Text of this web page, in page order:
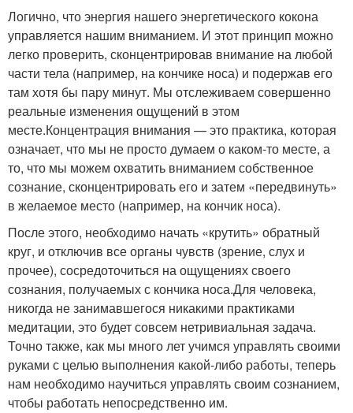
Логично, что энергия нашего энергетического кокона
управляется нашим вниманием. И этот принцип можно
легко проверить, сконцентрировав внимание на любой
части тела (например, на кончике носа) и подержав его
там хотя бы пару минут. Мы отслеживаем совершенно
реальные изменения ощущений в этом
месте.Концентрация внимания — это практика, которая
означает, что мы не просто думаем о каком-то месте, а
то, что мы можем охватить вниманием собственное
сознание, сконцентрировать его и затем «передвинуть»
в желаемое место (например, на кончик носа).
После этого, необходимо начать «крутить» обратный
круг, и отключив все органы чувств (зрение, слух и
прочее), сосредоточиться на ощущениях своего
сознания, получаемых с кончика носа.Для человека,
никогда не занимавшегося никакими практиками
медитации, это будет совсем нетривиальная задача.
Точно также, как мы много лет учимся управлять своими
руками с целью выполнения какой-либо работы, теперь
нам необходимо научиться управлять своим сознанием,
чтобы работать непосредственно им.